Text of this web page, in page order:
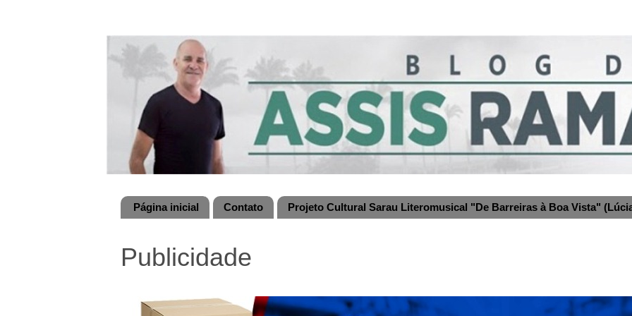
Página inicial Contato Projeto Cultural Sarau Literomusical "De Barreiras à Boa Vista"
Publicidade